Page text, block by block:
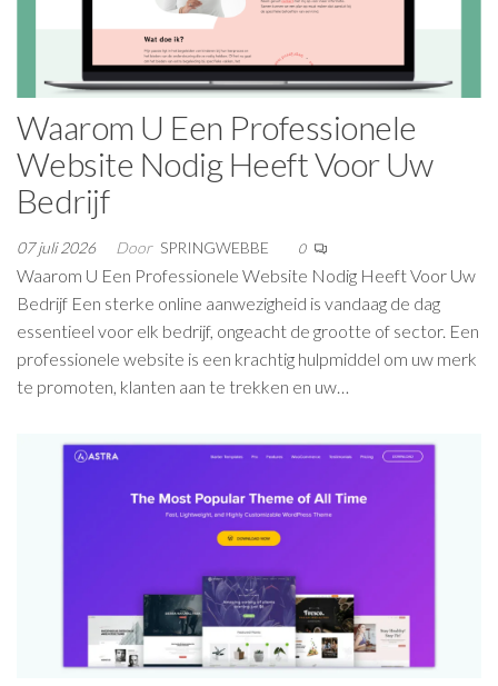
Waarom U Een Professionele
Website Nodig Heeft Voor Uw
Bedrijf
07 juli 2026 Door SPRINGWEBBE 0
Waarom U Een Professionele Website Nodig Heeft Voor Uw
Bedrijf Een sterke online aanwezigheid is vandaag de dag
essentieel voor elk bedrijf, ongeacht de grootte of sector. Een
professionele website is een krachtig hulpmiddel om uw merk
te promoten, klanten aan te trekken en uw…